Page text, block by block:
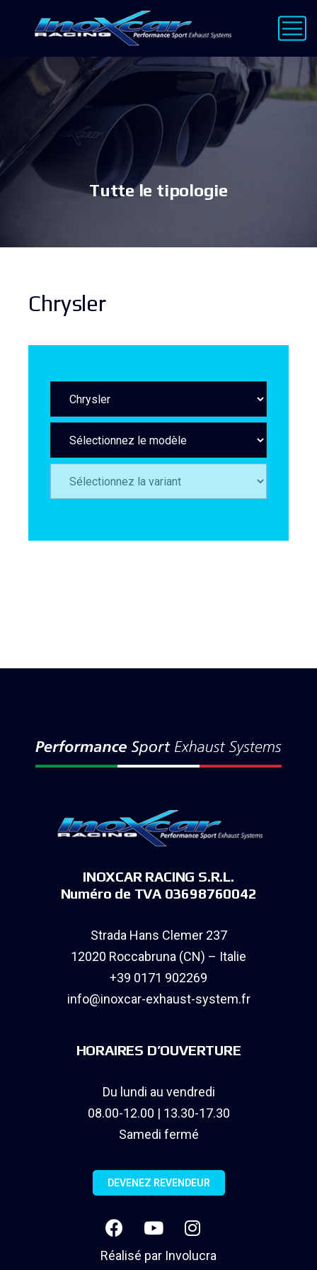
Tutte le tipologie
Chrysler
INOXCAR RACING S.R.L.
Numéro de TVA 03698760042
Strada Hans Clemer 237
12020 Roccabruna (CN) – Italie
+39 0171 902269
info@inoxcar-exhaust-system.fr
HORAIRES D’OUVERTURE
Du lundi au vendredi
08.00-12.00 | 13.30-17.30
Samedi fermé
DEVENEZ REVENDEUR
Réalisé par Involucra